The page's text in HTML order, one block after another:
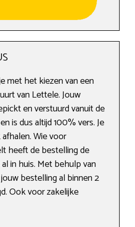
met het kiezen van een
van Lettele. Jouw
en verstuurd vanuit de
is dus altijd 100% vers. Je
Wie voor
heeft de bestelling de
in huis. Met behulp van
bestelling al binnen 2
Ook voor zakelijke